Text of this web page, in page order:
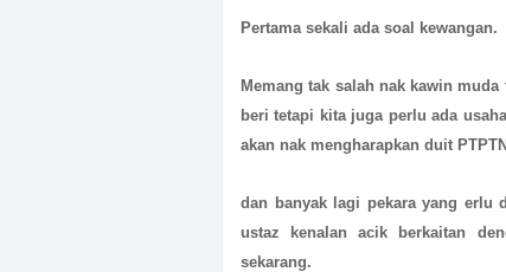
Pertama sekali ada soal kewangan.
Memang tak salah nak kawin
beri tetapi kita juga perlu ada
akan nak mengharapkan duit
dan banyak lagi pekara yang erlu
ustaz kenalan acik berkaitan
sekarang.